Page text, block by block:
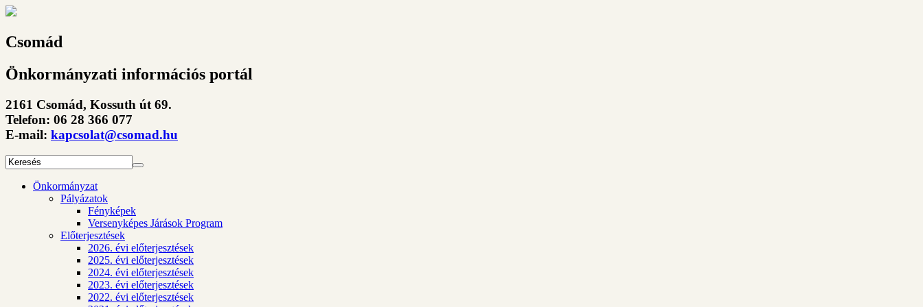
Csomád
Önkormányzati információs portál
2161 Csomád, Kossuth út 69.
Telefon: 06 28 366 077
E-mail: kapcsolat@csomad.hu
Önkormányzat
Pályázatok
Fényképek
Versenyképes Járások Program
Előterjesztések
2026. évi előterjesztések
2025. évi előterjesztések
2024. évi előterjesztések
2023. évi előterjesztések
2022. évi előterjesztések